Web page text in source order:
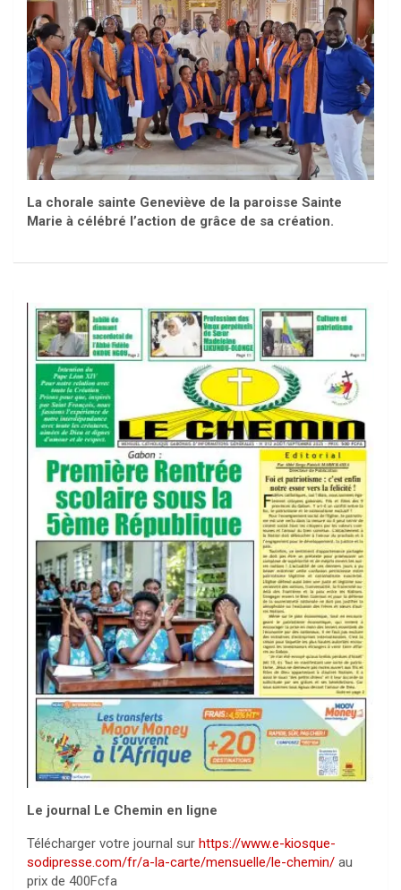
La chorale sainte Geneviève de la paroisse Sainte
Marie à célébré l’action de grâce de sa création.
Le journal Le Chemin en ligne
Télécharger votre journal sur https://www.e-kiosque-
sodipresse.com/fr/a-la-carte/mensuelle/le-chemin/ au
prix de 400Fcfa